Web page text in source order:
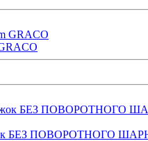
флажок БЕЗ